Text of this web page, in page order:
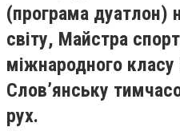
(програма дуатлон)
світу, Майстра
міжнародного
Слов’янську
рух.